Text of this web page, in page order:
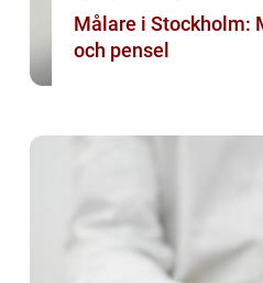
Målare i Stockholm:
och pensel